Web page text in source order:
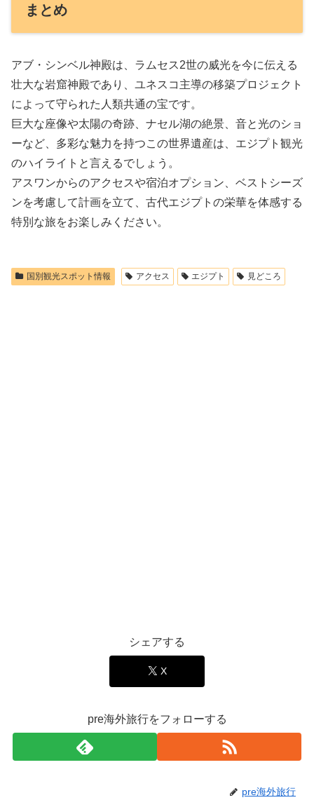
まとめ
アブ・シンベル神殿は、ラムセス2世の威光を今に伝える
壮大な岩窟神殿であり、ユネスコ主導の移築プロジェクト
によって守られた人類共通の宝です。
巨大な座像や太陽の奇跡、ナセル湖の絶景、音と光のショ
ーなど、多彩な魅力を持つこの世界遺産は、エジプト観光
のハイライトと言えるでしょう。
アスワンからのアクセスや宿泊オプション、ベストシーズ
ンを考慮して計画を立て、古代エジプトの栄華を体感する
特別な旅をお楽しみください。
国別観光スポット情報 アクセス エジプト 見どころ
シェアする
X
pre海外旅行をフォローする
pre海外旅行